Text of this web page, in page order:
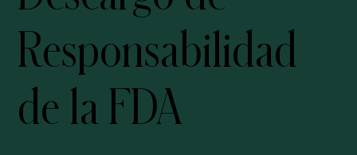
Responsabilidad
de la FDA